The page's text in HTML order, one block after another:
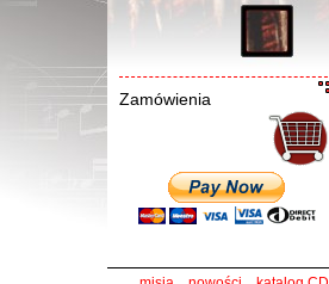
Zamówienia